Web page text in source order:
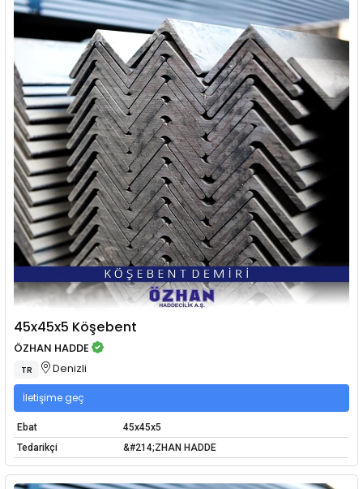
45x45x5 Köşebent
ÖZHAN HADDE
TR Denizli
İletişime geç
Ebat
45x45x5
Tedarikçi
&#214;ZHAN HADDE